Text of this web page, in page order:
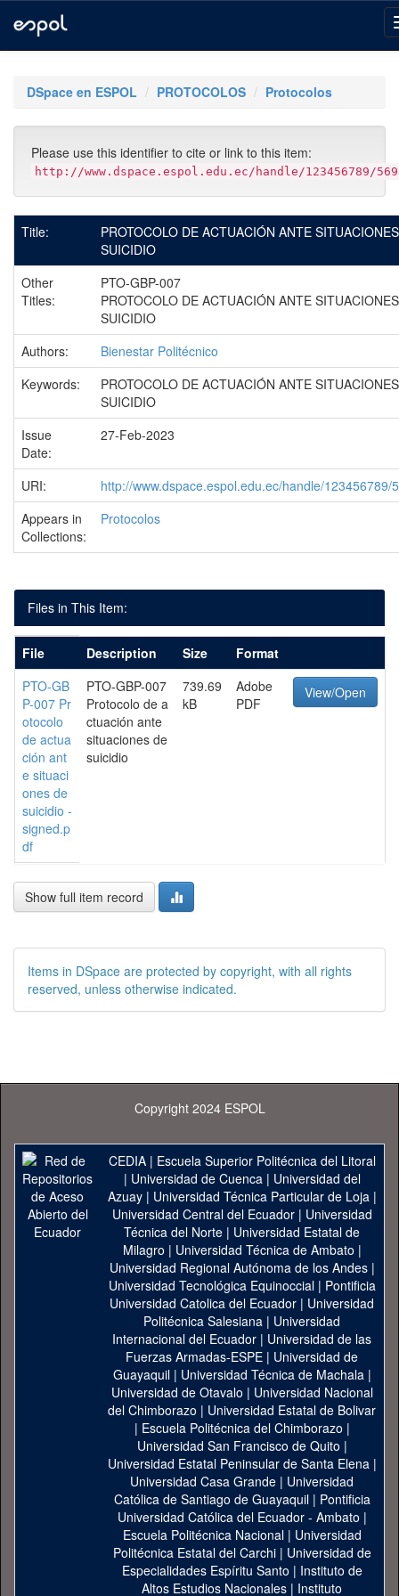
navigationDSpace en ESPOL PROTOCOLOS Protocolos
Please use this identifier to cite or link to this item:
http://www.dspace.espol.edu.ec/handle/123456789/
Title:
PROTOCOLO DE ACTUACIÓN ANTE
SUICIDIO
Other
Titles:
PTO-GBP-007
PROTOCOLO DE ACTUACIÓN ANTE
SUICIDIO
Authors:
Bienestar Politécnico
Keywords:
PROTOCOLO DE ACTUACIÓN ANTE
SUICIDIO
Issue
Date:
27-Feb-2023
URI:
http://www.dspace.espol.edu.ec/handle/123456789/
Appears in
Collections:
Protocolos
Files in This Item:
File Description Size
Format
PTO-GB
P-007 Pr
otocolo
de actua
ción ant
e situaci
ones de
suicidio -
signed.p
df
PTO-GBP-007
Protocolo de a
ctuación ante
situaciones de
suicidio
739.69
kB
Adobe
PDF
View/Open
Show full item record
Items in DSpace are protected by copyright, with all rights
reserved, unless otherwise indicated.
Copyright 2024 ESPOL
CEDIA| Escuela Superior Politécnica del Litoral
| Universidad de Cuenca| Universidad del
Azuay| Universidad Técnica Particular de Loja|
Universidad Central del Ecuador| Universidad
Técnica del Norte | Universidad Estatal de
Milagro | Universidad Técnica de Ambato |
Universidad Regional Autónoma de los Andes|
Universidad Tecnológica Equinoccial| Pontificia
Universidad Catolica del Ecuador | Universidad
Politécnica Salesiana | Universidad
Internacional del Ecuador | Universidad de las
Fuerzas Armadas-ESPE | Universidad de
Guayaquil| Universidad Técnica de Machala|
Universidad de Otavalo | Universidad Nacional
del Chimborazo | Universidad Estatal de Bolivar
| Escuela Politécnica del Chimborazo |
Universidad San Francisco de Quito |
Universidad Estatal Peninsular de Santa Elena|
Universidad Casa Grande | Universidad
Católica de Santiago de Guayaquil| Pontificia
Universidad Católica del Ecuador - Ambato |
Escuela Politécnica Nacional| Universidad
Politécnica Estatal del Carchi| Universidad de
Especialidades Espíritu Santo | Instituto de
Altos Estudios Nacionales | Instituto